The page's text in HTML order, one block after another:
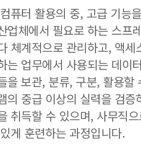
퓨터 활용의 중, 고급 기능
업체에서 필요로 하는 스프
체계적으로 관리하고, 액
는 업무에서 사용되는 데이
을 보관, 분류, 구분, 활용할
의 중급 이상의 실력을 검
취득할 수 있으며, 사무직
게 훈련하는 과정입니다.